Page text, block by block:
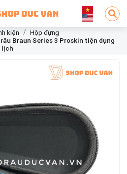
kiện
Hộp đựng
Braun Series 3 Proskin tiện dụng
lịch